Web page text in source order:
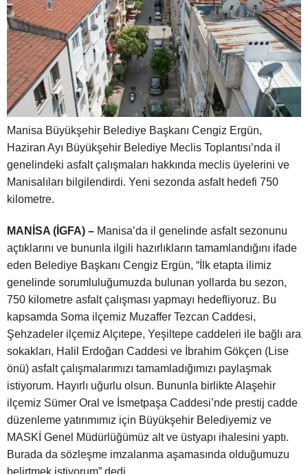
Manisa Büyükşehir Belediye Başkanı Cengiz Ergün,
Haziran Ayı Büyükşehir Belediye Meclis Toplantısı’nda il
genelindeki asfalt çalışmaları hakkında meclis üyelerini ve
Manisalıları bilgilendirdi. Yeni sezonda asfalt hedefi 750
kilometre.
MANİSA (İGFA) – Manisa’da il genelinde asfalt sezonunu
açtıklarını ve bununla ilgili hazırlıkların tamamlandığını ifade
eden Belediye Başkanı Cengiz Ergün, “İlk etapta ilimiz
genelinde sorumluluğumuzda bulunan yollarda bu sezon,
750 kilometre asfalt çalışması yapmayı hedefliyoruz. Bu
kapsamda Soma ilçemiz Muzaffer Tezcan Caddesi,
Şehzadeler ilçemiz Alçıtepe, Yeşiltepe caddeleri ile bağlı ara
sokakları, Halil Erdoğan Caddesi ve İbrahim Gökçen (Lise
önü) asfalt çalışmalarımızı tamamladığımızı paylaşmak
istiyorum. Hayırlı uğurlu olsun. Bununla birlikte Alaşehir
ilçemiz Sümer Oral ve İsmetpaşa Caddesi’nde prestij cadde
düzenleme yatırımımız için Büyükşehir Belediyemiz ve
MASKİ Genel Müdürlüğümüz alt ve üstyapı ihalesini yaptı.
Burada da sözleşme imzalanma aşamasında olduğumuzu
belirtmek istiyorum” dedi.